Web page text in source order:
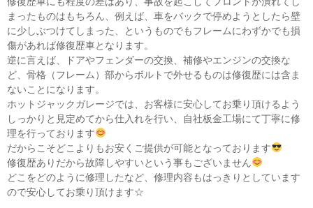
まったものはもちろん、例えば、車をバックで停めようとしたら壁
に少しぶつけてしまった、というものでもフレームにわずかでも損
傷があれば修復歴車となります。
逆に言えば、ドアやフェンダーの交換、補修やエンジンの交換な
ど、骨格（フレーム）部からボルトで外せるものは修復歴には含ま
ないことになります。
ホットジャックガレージでは、お客様に安心してお乗り頂けるよう
しっかりと見定めてから仕入れを行い、自社板金工場にて丁寧に修
理を行っております
だからこそどこよりもお安くご提供が可能となっております
修復歴ありだから故障しやすいという事もございません
どこをどのように修理したなど、修理内容もはっきりとしています
ので安心してお乗り頂けます☆